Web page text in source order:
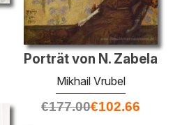
Porträt von N. Zabela
Mikhail Vrubel
€177.00€102.66